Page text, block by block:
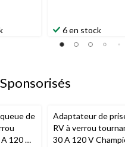
6 en stock
de
120 V
Adaptateur de
RV à verrou
30 A 120 V